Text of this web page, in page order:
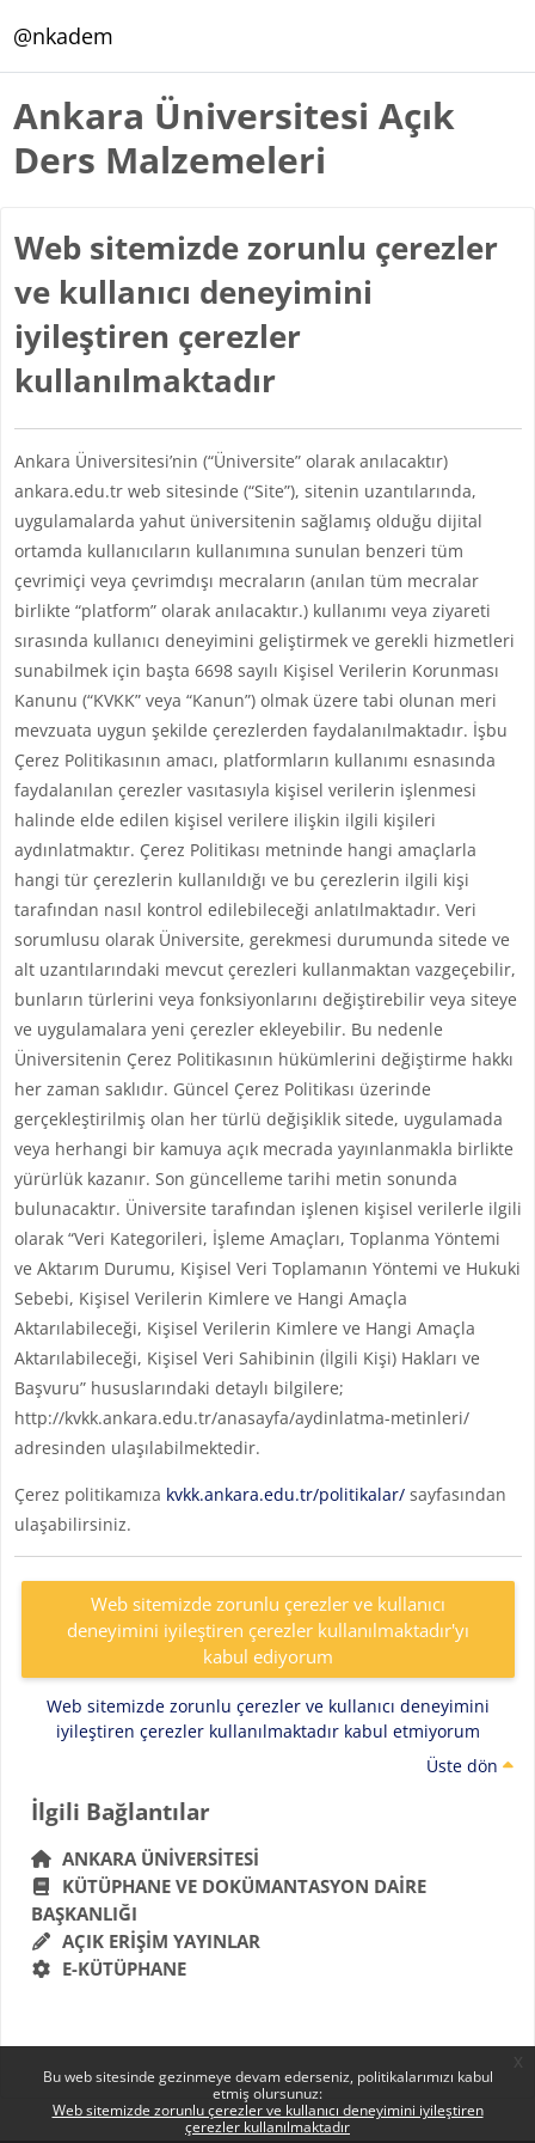
Bu web sitesinde gezinmeye devam ederseniz, politikalarımızı kabul
etmiş olursunuz:
Web sitemizde zorunlu çerezler ve kullanıcı deneyimini iyileştiren
çerezler kullanılmaktadır
@nkadem
Ankara Üniversitesi Açık
Ders Malzemeleri
Web sitemizde zorunlu çerezler
ve kullanıcı deneyimini
iyileştiren çerezler
kullanılmaktadır
Ankara Üniversitesi’nin (“Üniversite” olarak anılacaktır)
ankara.edu.tr web sitesinde (“Site”), sitenin uzantılarında,
uygulamalarda yahut üniversitenin sağlamış olduğu dijital
ortamda kullanıcıların kullanımına sunulan benzeri tüm
çevrimiçi veya çevrimdışı mecraların (anılan tüm mecralar
birlikte “platform” olarak anılacaktır.) kullanımı veya ziyareti
sırasında kullanıcı deneyimini geliştirmek ve gerekli hizmetleri
sunabilmek için başta 6698 sayılı Kişisel Verilerin Korunması
Kanunu (“KVKK” veya “Kanun”) olmak üzere tabi olunan meri
mevzuata uygun şekilde çerezlerden faydalanılmaktadır. İşbu
Çerez Politikasının amacı, platformların kullanımı esnasında
faydalanılan çerezler vasıtasıyla kişisel verilerin işlenmesi
halinde elde edilen kişisel verilere ilişkin ilgili kişileri
aydınlatmaktır. Çerez Politikası metninde hangi amaçlarla
hangi tür çerezlerin kullanıldığı ve bu çerezlerin ilgili kişi
tarafından nasıl kontrol edilebileceği anlatılmaktadır. Veri
sorumlusu olarak Üniversite, gerekmesi durumunda sitede ve
alt uzantılarındaki mevcut çerezleri kullanmaktan vazgeçebilir,
bunların türlerini veya fonksiyonlarını değiştirebilir veya siteye
ve uygulamalara yeni çerezler ekleyebilir. Bu nedenle
Üniversitenin Çerez Politikasının hükümlerini değiştirme hakkı
her zaman saklıdır. Güncel Çerez Politikası üzerinde
gerçekleştirilmiş olan her türlü değişiklik sitede, uygulamada
veya herhangi bir kamuya açık mecrada yayınlanmakla birlikte
yürürlük kazanır. Son güncelleme tarihi metin sonunda
bulunacaktır. Üniversite tarafından işlenen kişisel verilerle ilgili
olarak “Veri Kategorileri, İşleme Amaçları, Toplanma Yöntemi
ve Aktarım Durumu, Kişisel Veri Toplamanın Yöntemi ve Hukuki
Sebebi, Kişisel Verilerin Kimlere ve Hangi Amaçla
Aktarılabileceği, Kişisel Verilerin Kimlere ve Hangi Amaçla
Aktarılabileceği, Kişisel Veri Sahibinin (İlgili Kişi) Hakları ve
Başvuru” hususlarındaki detaylı bilgilere;
http://kvkk.ankara.edu.tr/anasayfa/aydinlatma-metinleri/
adresinden ulaşılabilmektedir.
Çerez politikamıza kvkk.ankara.edu.tr/politikalar/sayfasından
ulaşabilirsiniz.
Web sitemizde zorunlu çerezler ve kullanıcı
deneyimini iyileştiren çerezler kullanılmaktadır'yı
kabul ediyorum
Web sitemizde zorunlu çerezler ve kullanıcı deneyimini
iyileştiren çerezler kullanılmaktadır kabul etmiyorum
Üste dön
Bloklar
İlgili Bağlantılar 'yı atla
İlgili Bağlantılar
ANKARA ÜNIVERSITESI
KÜTÜPHANE VE DOKÜMANTASYON DAIRE
BAŞKANLIĞI
AÇIK ERIŞIM YAYINLAR
E-KÜTÜPHANE